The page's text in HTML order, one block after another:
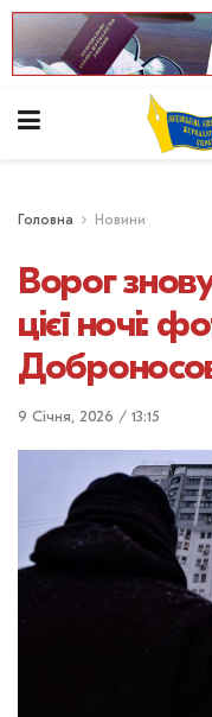
Головна Новини
Ворог
цієї ночі:
9 Січня, 2026 / 13:15